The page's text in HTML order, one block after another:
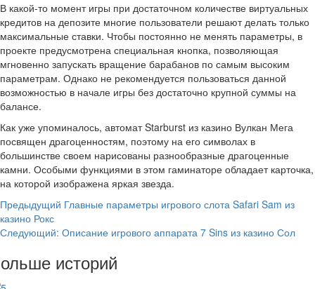
В какой-то момент игры при достаточном количестве виртуальных
кредитов на депозите многие пользователи решают делать только
максимальные ставки. Чтобы постоянно не менять параметры, в
проекте предусмотрена специальная кнопка, позволяющая
мгновенно запускать вращение барабанов по самым высоким
параметрам. Однако не рекомендуется пользоваться данной
возможностью в начале игры без достаточно крупной суммы на
балансе.
Как уже упоминалось, автомат Starburst из казино Вулкан Мега
посвящен драгоценностям, поэтому на его символах в
большинстве своем нарисованы разнообразные драгоценные
камни. Особыми функциями в этом гаминаторе обладает карточка,
на которой изображена яркая звезда.
Навигация
записи
Предыдущий Главные параметры игрового слота Safari Sam из
казино Рокс
Следующий: Описание игрового аппарата 7 Sins из казино Сол
историй